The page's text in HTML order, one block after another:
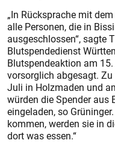
„In Rücksprache mit
alle Personen, die in
ausgeschlossen“, sagte
Blutspendedienst
Blutspendeaktion am
vorsorglich abgesagt.
Juli in Holzmaden und
würden die Spender aus
eingeladen, so
kommen, werden sie in
dort was essen.“